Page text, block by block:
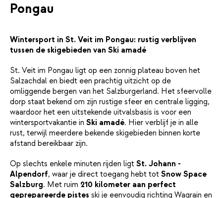
Pongau
Wintersport in St. Veit im Pongau: rustig verblijven
tussen de skigebieden van Ski amadé
St. Veit im Pongau ligt op een zonnig plateau boven het
Salzachdal en biedt een prachtig uitzicht op de
omliggende bergen van het Salzburgerland. Het sfeervolle
dorp staat bekend om zijn rustige sfeer en centrale ligging,
waardoor het een uitstekende uitvalsbasis is voor een
wintersportvakantie in Ski amadé. Hier verblijf je in alle
rust, terwijl meerdere bekende skigebieden binnen korte
afstand bereikbaar zijn.
Op slechts enkele minuten rijden ligt St. Johann -
Alpendorf, waar je direct toegang hebt tot Snow Space
Salzburg. Met ruim 210 kilometer aan perfect
geprepareerde pistes ski je eenvoudig richting Wagrain en